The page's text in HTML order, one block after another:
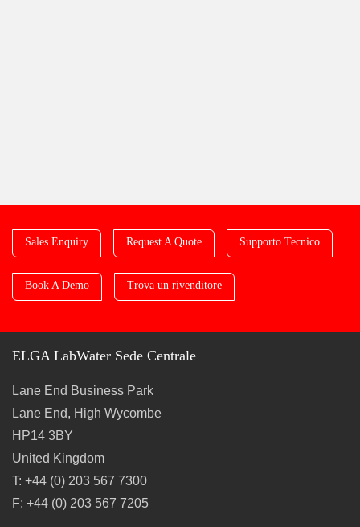
Sales Enquiry Request A Quote Supporto Tecnico
Book A Demo Trova un rivenditore
ELGA LabWater Sede Centrale
Lane End Business Park
Lane End, High Wycombe
HP14 3BY
United Kingdom
T: +44 (0) 203 567 7300
F: +44 (0) 203 567 7205